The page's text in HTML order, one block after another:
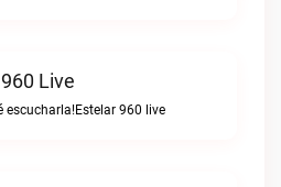
Live
escucharla!Estelar 960 live